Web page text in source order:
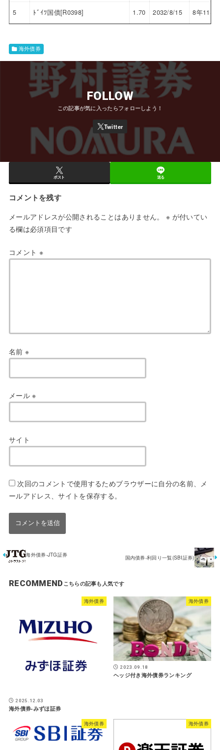
5 ﾄﾞｲﾂ国債[R0398] 1.70 2032/8/15 8年11ヶ
海外債券
FOLLOW
ポスト 送る
コメントを残す
メールアドレスが公開されることはありません。 ※ が付いてい
る欄は必須項目です
コメント ※
名前 ※
メール※
サイト
次回のコメントで使用するためブラウザーに自分の名前、メ
ールアドレス、サイトを保存する。
海外債券-JTG証券 国内債券-利回り一覧(SBI証券)
RECOMMEND
海外債券
2025.12.03
海外債券-みずほ証券
海外債券
2023.09.18
ヘッジ付き海外債券ランキング
海外債券 海外債券